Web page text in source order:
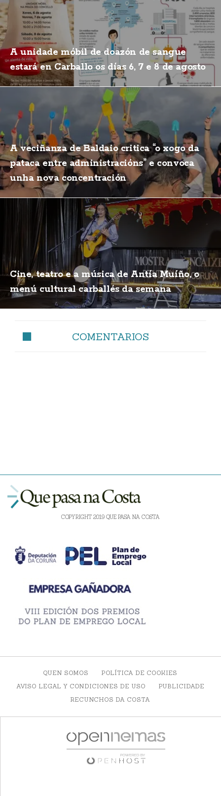
A unidade móbil de doazón de sangue
estará en Carballo os días 6, 7 e 8 de agosto
A veciñanza de Baldaio critica “o xogo da
pataca entre administracións” e convoca
unha nova concentración
Cine, teatro e a música de Antía Muíño, o
menú cultural carballés da semana
COMENTARIOS
COPYRIGHT 2019 QUE PASA NA COSTA
QUEN SOMOS
POLÍTICA DE COOKIES
AVISO LEGAL Y CONDICIONES DE USO
PUBLICIDADE
RECUNCHOS DA COSTA